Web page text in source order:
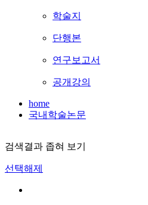
학술지
단행본
연구보고서
공개강의
home
국내학술논문
검색결과 좁혀 보기
선택해제